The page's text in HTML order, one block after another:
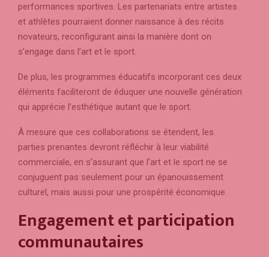
performances sportives. Les partenariats entre artistes
et athlètes pourraient donner naissance à des récits
novateurs, reconfigurant ainsi la manière dont on
s’engage dans l’art et le sport.
De plus, les programmes éducatifs incorporant ces deux
éléments faciliteront de éduquer une nouvelle génération
qui apprécie l’esthétique autant que le sport.
À mesure que ces collaborations se étendent, les
parties prenantes devront réfléchir à leur viabilité
commerciale, en s’assurant que l’art et le sport ne se
conjuguent pas seulement pour un épanouissement
culturel, mais aussi pour une prospérité économique.
Engagement et participation
communautaires